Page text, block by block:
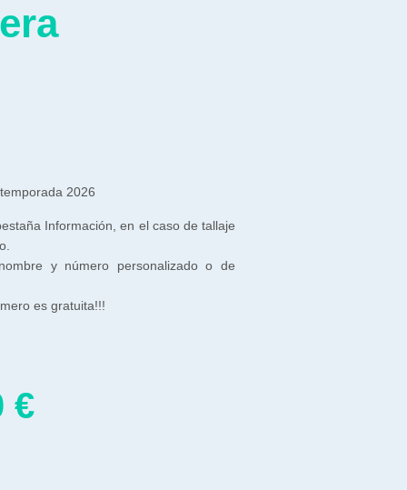
2026
Información, en el caso de tallaje
y número personalizado o de
es gratuita!!!
€